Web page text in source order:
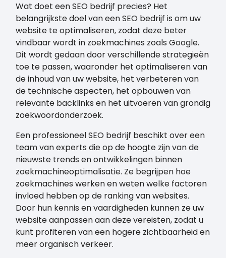
Wat doet een SEO bedrijf precies? Het
belangrijkste doel van een SEO bedrijf is om uw
website te optimaliseren, zodat deze beter
vindbaar wordt in zoekmachines zoals Google.
Dit wordt gedaan door verschillende strategieën
toe te passen, waaronder het optimaliseren van
de inhoud van uw website, het verbeteren van
de technische aspecten, het opbouwen van
relevante backlinks en het uitvoeren van grondig
zoekwoordonderzoek.
Een professioneel SEO bedrijf beschikt over een
team van experts die op de hoogte zijn van de
nieuwste trends en ontwikkelingen binnen
zoekmachineoptimalisatie. Ze begrijpen hoe
zoekmachines werken en weten welke factoren
invloed hebben op de ranking van websites.
Door hun kennis en vaardigheden kunnen ze uw
website aanpassen aan deze vereisten, zodat u
kunt profiteren van een hogere zichtbaarheid en
meer organisch verkeer.